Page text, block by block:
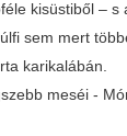
kisüstiből – s
sem mert
karikalábán.
meséi -